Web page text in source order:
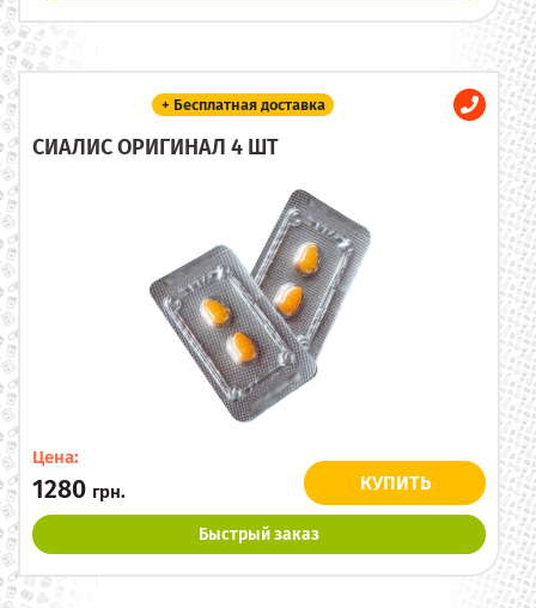
+ Бесплатная доставка
СИАЛИС ОРИГИНАЛ 4 ШТ
Цена:
1280 грн. КУПИТЬ
Быстрый заказ